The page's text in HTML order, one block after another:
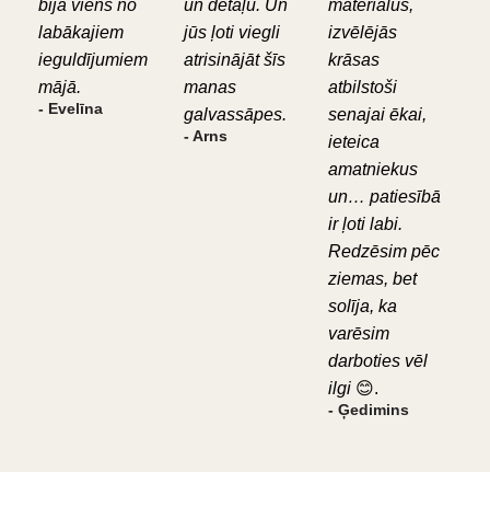
bija viens no
labākajiem
ieguldījumiem
mājā.
- Evelīna
un detaļu. Un
jūs ļoti viegli
atrisinājāt šīs
manas
galvassāpes.
- Arns
materiālus,
izvēlējās
krāsas
atbilstoši
senajai ēkai,
ieteica
amatniekus
un… patiesībā
ir ļoti labi.
Redzēsim pēc
ziemas, bet
solīja, ka
varēsim
darboties vēl
ilgi 😊.
- Ģedimins